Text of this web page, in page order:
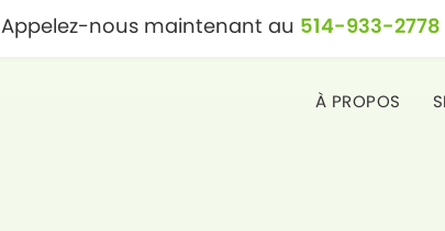
Appelez-nous maintenant au 514-933-2778
À PROPOS